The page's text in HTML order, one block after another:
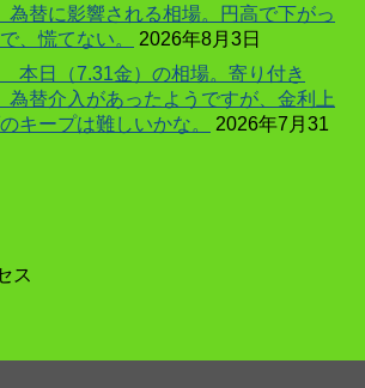
為替に影響される相場。円高で下がっ
、慌てない。
2026年8月3日
本日（7.31金）の相場。寄り付き
為替介入があったようですが、金利上
キープは難しいかな。
2026年7月31
ス